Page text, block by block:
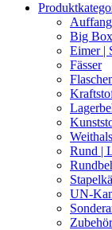
Big
Eimer |
Fässer
Rund |
UN-
Zubehör